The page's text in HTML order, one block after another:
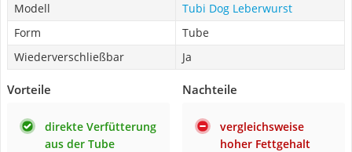
Modell
Tubi Dog Leberwurst
Form
Tube
Wiederverschließbar
Ja
Vorteile
direkte Verfütterung
aus der Tube
Nachteile
vergleichsweise
hoher Fettgehalt